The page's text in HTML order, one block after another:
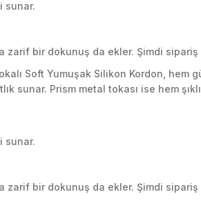
sunar.
zarif bir dokunuş da ekler. Şimdi
Soft Yumuşak Silikon Kordon, hem
Prism metal tokası ise hem
sunar.
zarif bir dokunuş da ekler. Şimdi